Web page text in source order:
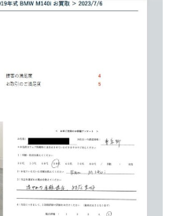
マート・カーサービス
東砂7-10-14